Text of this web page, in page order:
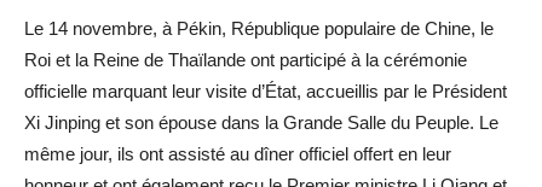
Le 14 novembre, à Pékin, République populaire de Chine, le
Roi et la Reine de Thaïlande ont participé à la cérémonie
officielle marquant leur visite d’État, accueillis par le Président
Xi Jinping et son épouse dans la Grande Salle du Peuple. Le
même jour, ils ont assisté au dîner officiel offert en leur